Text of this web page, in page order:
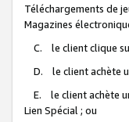
Téléchargements de
Magazines
C. le client clique
D. le client achète
E. le client achète
Lien Spécial ; ou